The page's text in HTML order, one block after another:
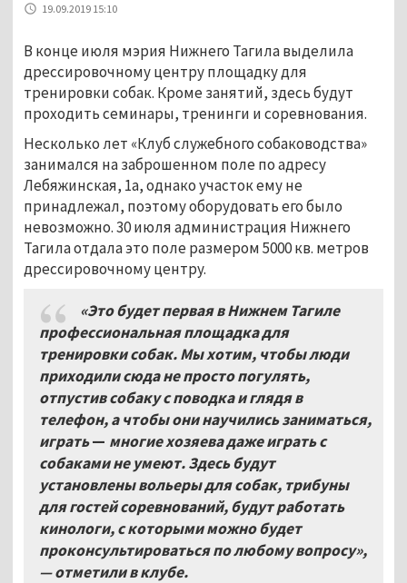
19.09.2019 15:10
В конце июля мэрия Нижнего Тагила выделила
дрессировочному центру площадку для
тренировки собак. Кроме занятий, здесь будут
проходить семинары, тренинги и соревнования.
Несколько лет «Клуб служебного собаководства»
занимался на заброшенном поле по адресу
Лебяжинская, 1а, однако участок ему не
принадлежал, поэтому оборудовать его было
невозможно. 30 июля администрация Нижнего
Тагила отдала это поле размером 5000 кв. метров
дрессировочному центру.
«Это будет первая в Нижнем Тагиле
профессиональная площадка для
тренировки собак. Мы хотим, чтобы люди
приходили сюда не просто погулять,
отпустив собаку с поводка и глядя в
телефон, а чтобы они научились заниматься,
играть— многие хозяева даже играть с
собаками не умеют. Здесь будут
установлены вольеры для собак, трибуны
для гостей соревнований, будут работать
кинологи, с которыми можно будет
проконсультироваться по любому вопросу»,
— отметили в клубе.